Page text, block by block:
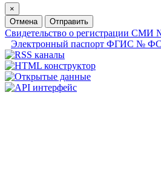
×
Отмена
Отправить
Свидетельство о регистрации
Электронный паспорт ФГИС №